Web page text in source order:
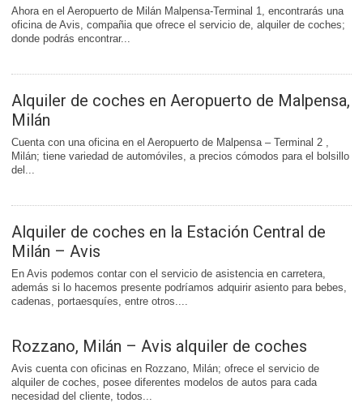
Ahora en el Aeropuerto de Milán Malpensa-Terminal 1, encontrarás una
oficina de Avis, compañia que ofrece el servicio de, alquiler de coches;
donde podrás encontrar...
Alquiler de coches en Aeropuerto de Malpensa,
Milán
Cuenta con una oficina en el Aeropuerto de Malpensa – Terminal 2 ,
Milán; tiene variedad de automóviles, a precios cómodos para el bolsillo
del...
Alquiler de coches en la Estación Central de
Milán – Avis
En Avis podemos contar con el servicio de asistencia en carretera,
además si lo hacemos presente podríamos adquirir asiento para bebes,
cadenas, portaesquíes, entre otros....
Rozzano, Milán – Avis alquiler de coches
Avis cuenta con oficinas en Rozzano, Milán; ofrece el servicio de
alquiler de coches, posee diferentes modelos de autos para cada
necesidad del cliente, todos...